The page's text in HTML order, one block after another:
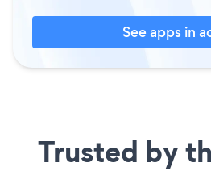
See apps in
Trusted by